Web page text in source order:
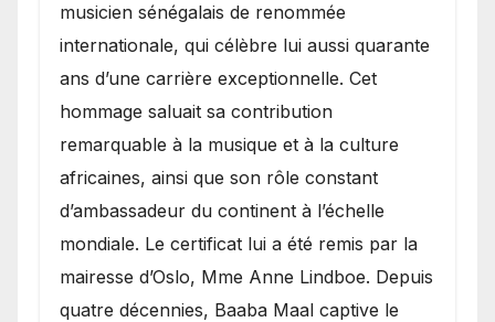
musicien sénégalais de renommée
internationale, qui célèbre lui aussi quarante
ans d’une carrière exceptionnelle. Cet
hommage saluait sa contribution
remarquable à la musique et à la culture
africaines, ainsi que son rôle constant
d’ambassadeur du continent à l’échelle
mondiale. Le certificat lui a été remis par la
mairesse d’Oslo, Mme Anne Lindboe. Depuis
quatre décennies, Baaba Maal captive le